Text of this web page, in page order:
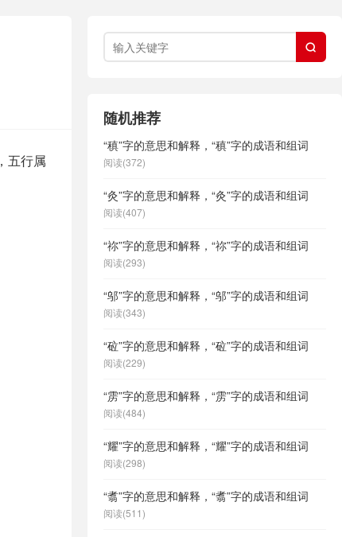
五行属

随机推荐
“稹”字的意思和解释，“稹”字的成语和组词
阅读(372)
“灸”字的意思和解释，“灸”字的成语和组词
阅读(407)
“祢”字的意思和解释，“祢”字的成语和组词
阅读(293)
“邬”字的意思和解释，“邬”字的成语和组词
阅读(343)
“砬”字的意思和解释，“砬”字的成语和组词
阅读(229)
“雳”字的意思和解释，“雳”字的成语和组词
阅读(484)
“耀”字的意思和解释，“耀”字的成语和组词
阅读(298)
“翥”字的意思和解释，“翥”字的成语和组词
阅读(511)